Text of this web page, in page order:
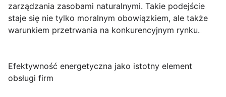
zarządzania zasobami naturalnymi. Takie podejście
staje się nie tylko moralnym obowiązkiem, ale także
warunkiem przetrwania na konkurencyjnym rynku.
Efektywność energetyczna jako istotny element
obsługi firm